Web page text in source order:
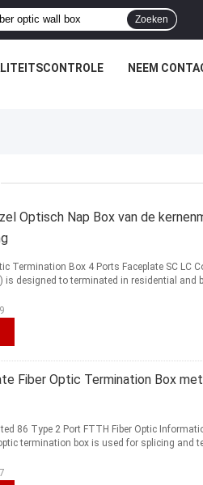
Zoeken
NEEM
Optisch Nap Box van de
Termination Box 4 Ports Faceplate SC LC
is designed to terminated in residential and
Fiber Optic Termination Box
86 Type 2 Port FTTH Fiber Optic
termination box is used for splicing and